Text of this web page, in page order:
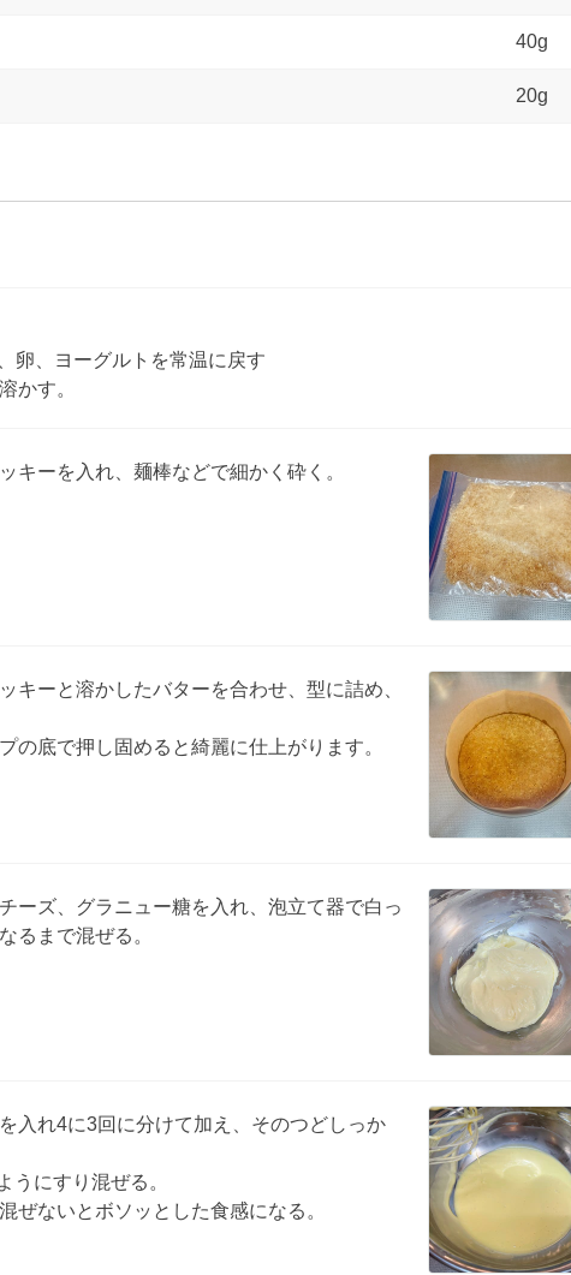
40g
20g
卵、ヨーグルトを常温に戻す
かす。
キーを入れ、麺棒などで細かく砕く。
キーと溶かしたバターを合わせ、型に詰め、
の底で押し固めると綺麗に仕上がります。
ーズ、グラニュー糖を入れ、泡立て器で白っ
るまで混ぜる。
入れ4に3回に分けて加え、そのつどしっか
うにすり混ぜる。
ぜないとボソッとした食感になる。